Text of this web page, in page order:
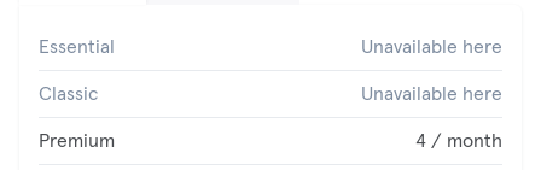
Essential Unavailable here
Classic Unavailable here
Premium 4 / month